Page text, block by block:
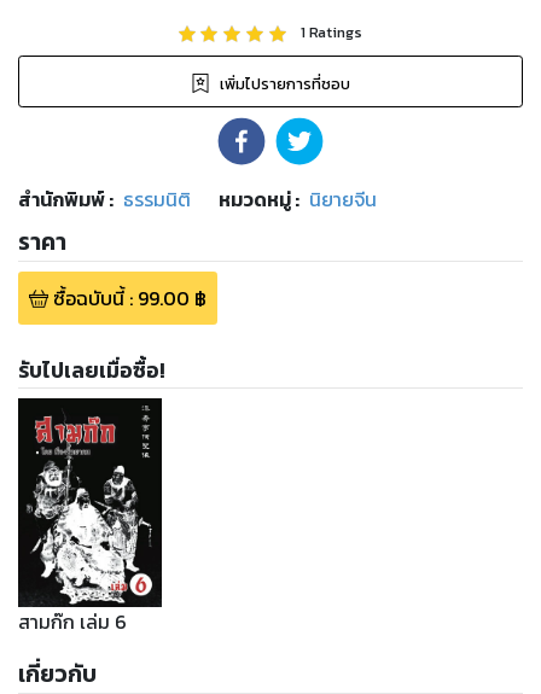
1Ratings
เพิ่มไปรายการที่ชอบ
สำนักพิมพ์: ธรรมนิติ หมวดหมู่: นิยายจีน
ราคา
ซื้อฉบับนี้: 99.00 ฿
รับไปเลยเมื่อซื้อ!
สามก๊ก เล่ม 6
เกี่ยวกับ